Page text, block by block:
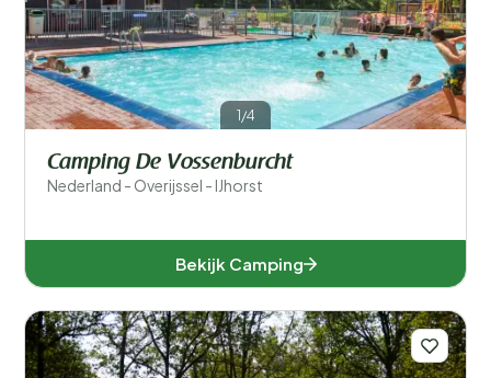
1/4
Camping De Vossenburcht
Nederland - Overijssel - IJhorst
Bekijk Camping